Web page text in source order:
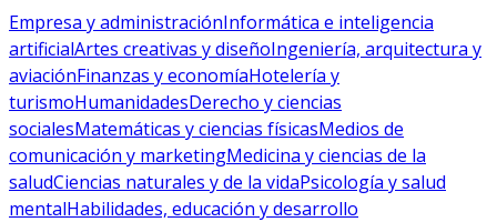
Empresa y administraciónInformática e inteligencia
artificialArtes creativas y diseñoIngeniería, arquitectura y
aviaciónFinanzas y economíaHotelería y
turismoHumanidadesDerecho y ciencias
socialesMatemáticas y ciencias físicasMedios de
comunicación y marketingMedicina y ciencias de la
saludCiencias naturales y de la vidaPsicología y salud
mentalHabilidades, educación y desarrollo